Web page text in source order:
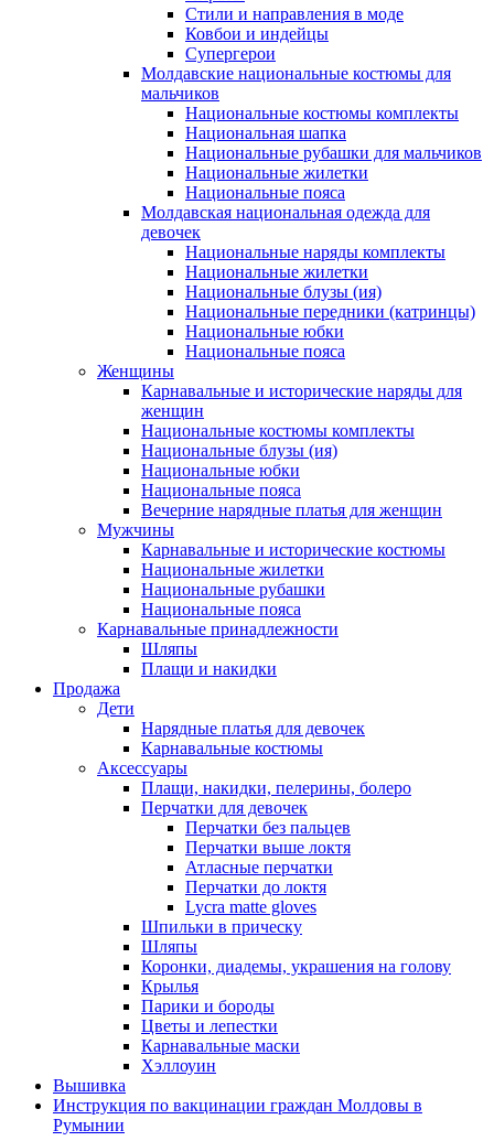
Стили и направления в моде
Ковбои и индейцы
Супергерои
Молдавские национальные костюмы для
мальчиков
Национальные костюмы комплекты
Национальная шапка
Национальные рубашки для мальчиков
Национальные жилетки
Национальные пояса
Молдавская национальная одежда для
девочек
Национальные наряды комплекты
Национальные жилетки
Национальные блузы (ия)
Национальные передники (катринцы)
Национальные юбки
Национальные пояса
Женщины
Карнавальные и исторические наряды для
женщин
Национальные костюмы комплекты
Национальные блузы (ия)
Национальные юбки
Национальные пояса
Вечерние нарядные платья для женщин
Мужчины
Карнавальные и исторические костюмы
Национальные жилетки
Национальные рубашки
Национальные пояса
Карнавальные принадлежности
Шляпы
Плащи и накидки
Продажа
Дети
Нарядные платья для девочек
Карнавальные костюмы
Аксессуары
Плащи, накидки, пелерины, болеро
Перчатки для девочек
Перчатки без пальцев
Перчатки выше локтя
Атласные перчатки
Перчатки до локтя
Lycra matte gloves
Шпильки в прическу
Шляпы
Коронки, диадемы, украшения на голову
Крылья
Парики и бороды
Цветы и лепестки
Карнавальные маски
Хэллоуин
Вышивка
Инструкция по вакцинации граждан Молдовы в
Румынии